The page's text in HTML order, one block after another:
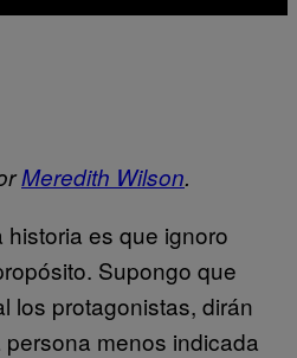
Meredith Wilson.
es que ignoro
Supongo que
los protagonistas, dirán
menos indicada